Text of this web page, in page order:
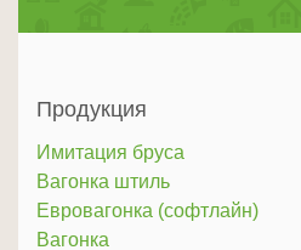
Продукция
Имитация бруса
Вагонка штиль
Евровагонка (софтлайн)
Вагонка